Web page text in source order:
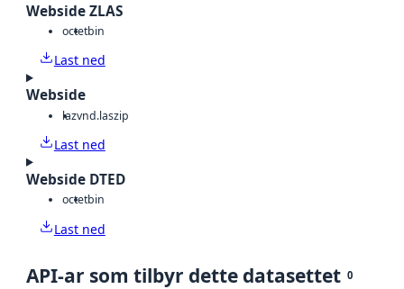
Webside ZLAS
octetbin
Last ned
Webside
lazvnd.laszip
Last ned
Webside DTED
octetbin
Last ned
API-ar som tilbyr dette datasettet 0